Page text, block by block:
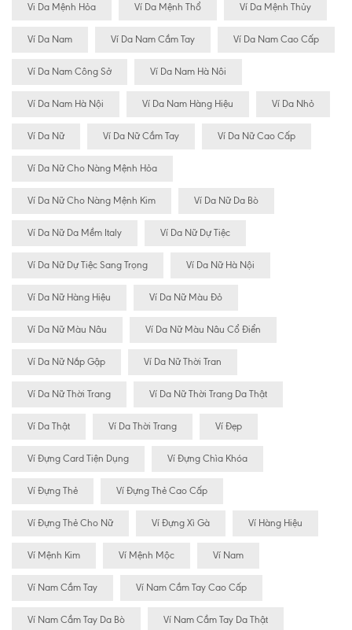
Vi Da Mệnh Hỏa Ví Da Mệnh Thổ Ví Da Mệnh Thủy
Ví Da Nam Ví Da Nam Cầm Tay Ví Da Nam Cao Cấp
Ví Da Nam Công Sở Ví Da Nam Hà Nôi
Ví Da Nam Hà Nội Ví Da Nam Hàng Hiệu Ví Da Nhỏ
Ví Da Nữ Ví Da Nữ Cầm Tay Ví Da Nữ Cao Cấp
Ví Da Nữ Cho Nàng Mệnh Hỏa
Ví Da Nữ Cho Nàng Mệnh Kim Ví Da Nữ Da Bò
Ví Da Nữ Da Mềm Italy Ví Da Nữ Dự Tiệc
Ví Da Nữ Dự Tiệc Sang Trọng Ví Da Nữ Hà Nội
Ví Da Nữ Hàng Hiệu Ví Da Nữ Màu Đỏ
Ví Da Nữ Màu Nâu Ví Da Nữ Màu Nâu Cổ Điển
Ví Da Nữ Nắp Gập Ví Da Nữ Thời Tran
Ví Da Nữ Thời Trang Ví Da Nữ Thời Trang Da Thật
Ví Da Thật Ví Da Thời Trang Ví Đẹp
Ví Đựng Card Tiện Dụng Ví Đựng Chìa Khóa
Ví Đựng Thẻ Ví Đựng Thẻ Cao Cấp
Ví Đựng Thẻ Cho Nữ Ví Đựng Xì Gà Ví Hàng Hiệu
Ví Mệnh Kim Ví Mệnh Mộc Ví Nam
Ví Nam Cầm Tay Ví Nam Cầm Tay Cao Cấp
Ví Nam Cầm Tay Da Bò Ví Nam Cầm Tay Da Thật